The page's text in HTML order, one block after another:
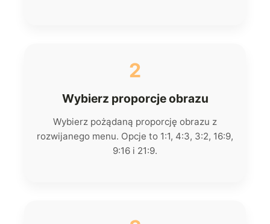
2
Wybierz proporcje obrazu
Wybierz pożądaną proporcję obrazu z
rozwijanego menu. Opcje to 1:1, 4:3, 3:2, 16:9,
9:16 i 21:9.